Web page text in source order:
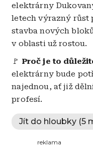
elektrárny
letech výrazný růst
stavba nových
v oblasti už rostou.
🚩 Proč je to
elektrárny bude
najednou, ať již
profesí.
Jít do hloubky (5
reklama